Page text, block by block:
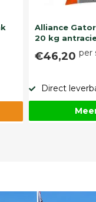
Alliance
20 kg
€46,20 per
Direct